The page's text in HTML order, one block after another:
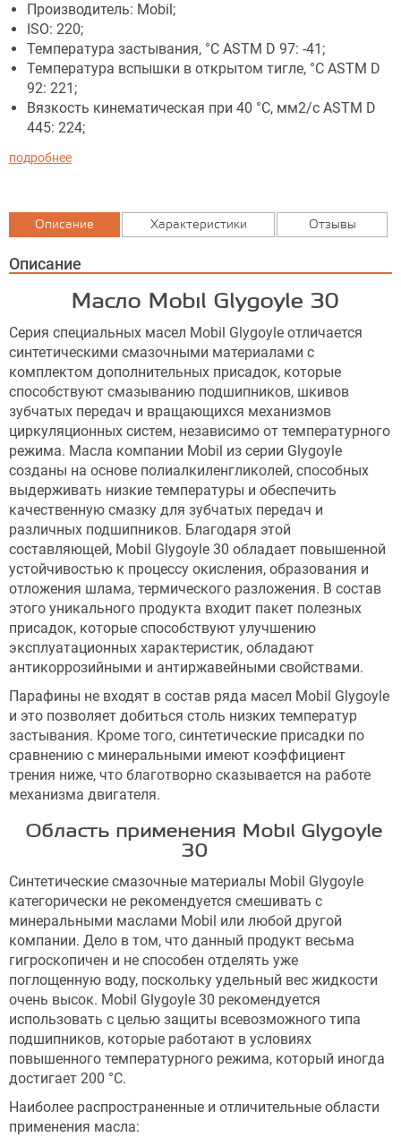
Производитель: Mobil;
ISO: 220;
Температура застывания, °C ASTM D 97: -41;
Температура вспышки в открытом тигле, °C ASTM D
92: 221;
Вязкость кинематическая при 40 °C, мм2/с ASTM D
445: 224;
подробнее
Описание Характеристики Отзывы
Описание
Масло Mobil Glygoyle 30
Серия специальных масел Mobil Glygoyle отличается
синтетическими смазочными материалами с
комплектом дополнительных присадок, которые
способствуют смазыванию подшипников, шкивов
зубчатых передач и вращающихся механизмов
циркуляционных систем, независимо от температурного
режима. Масла компании Mobil из серии Glygoyle
созданы на основе полиалкиленгликолей, способных
выдерживать низкие температуры и обеспечить
качественную смазку для зубчатых передач и
различных подшипников. Благодаря этой
составляющей, Mobil Glygoyle 30 обладает повышенной
устойчивостью к процессу окисления, образования и
отложения шлама, термического разложения. В состав
этого уникального продукта входит пакет полезных
присадок, которые способствуют улучшению
эксплуатационных характеристик, обладают
антикоррозийными и антиржавейными свойствами.
Парафины не входят в состав ряда масел Mobil Glygoyle
и это позволяет добиться столь низких температур
застывания. Кроме того, синтетические присадки по
сравнению с минеральными имеют коэффициент
трения ниже, что благотворно сказывается на работе
механизма двигателя.
Область применения Mobil Glygoyle
30
Синтетические смазочные материалы Mobil Glygoyle
категорически не рекомендуется смешивать с
минеральными маслами Mobil или любой другой
компании. Дело в том, что данный продукт весьма
гигроскопичен и не способен отделять уже
поглощенную воду, поскольку удельный вес жидкости
очень высок. Mobil Glygoyle 30 рекомендуется
использовать с целью защиты всевозможного типа
подшипников, которые работают в условиях
повышенного температурного режима, который иногда
достигает 200 °С.
Наиболее распространенные и отличительные области
применения масла: